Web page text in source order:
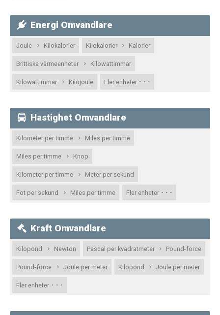
Energi Omvandlare
Joule Kilokalorier Kilokalorier Kalorier
Brittiska värmeenheter Kilowattimmar
Kilowattimmar Kilojoule Fler enheter · · ·
Hastighet Omvandlare
Kilometer per timme Miles per timme
Miles per timme Knop
Kilometer per timme Meter per sekund
Fot per sekund Miles per timme Fler enheter · · ·
Kraft Omvandlare
Kilopond Newton Pascal per kvadratmeter Pound-force
Pound-force Joule per meter Kilopond Joule per meter
Fler enheter · · ·